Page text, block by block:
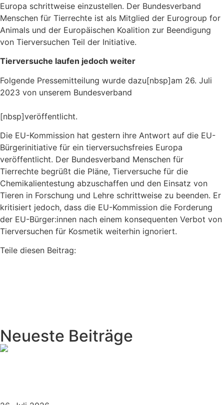
Europa schrittweise einzustellen. Der Bundesverband
Menschen für Tierrechte ist als Mitglied der Eurogroup for
Animals und der Europäischen Koalition zur Beendigung
von Tierversuchen Teil der Initiative.
Tierversuche laufen jedoch weiter
Folgende Pressemitteilung wurde dazu[nbsp]am 26. Juli
2023 von unserem Bundesverband
[nbsp]veröffentlicht.
Die EU-Kommission hat gestern ihre Antwort auf die EU-
Bürgerinitiative für ein tierversuchsfreies Europa
veröffentlicht. Der Bundesverband Menschen für
Tierrechte begrüßt die Pläne, Tierversuche für die
Chemikalientestung abzuschaffen und den Einsatz von
Tieren in Forschung und Lehre schrittweise zu beenden. Er
kritisiert jedoch, dass die EU-Kommission die Forderung
der EU-Bürger:innen nach einem konsequenten Verbot von
Tierversuchen für Kosmetik weiterhin ignoriert.
Teile diesen Beitrag:
Neueste Beiträge